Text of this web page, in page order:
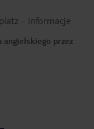
- informacje
angielskiego przez